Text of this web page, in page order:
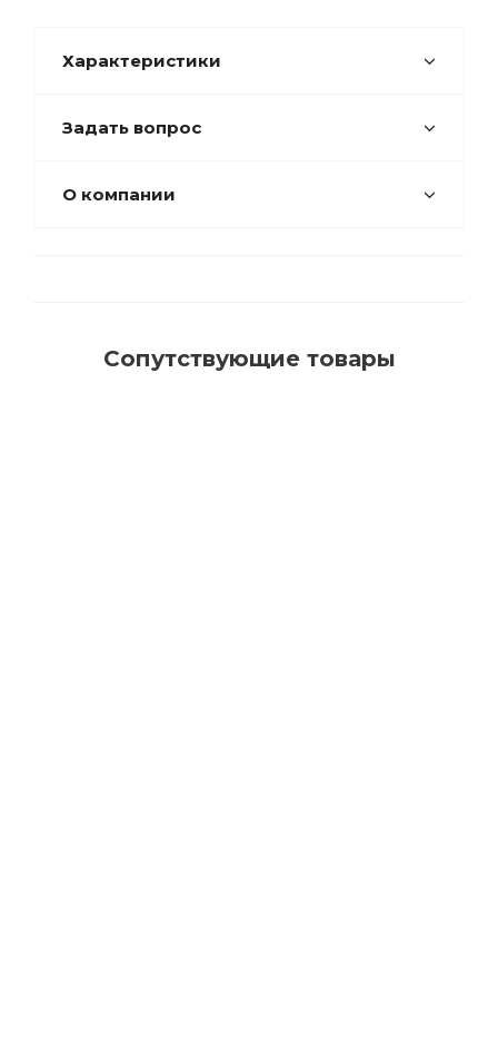
Характеристики
Задать вопрос
О компании
Сопутствующие товары